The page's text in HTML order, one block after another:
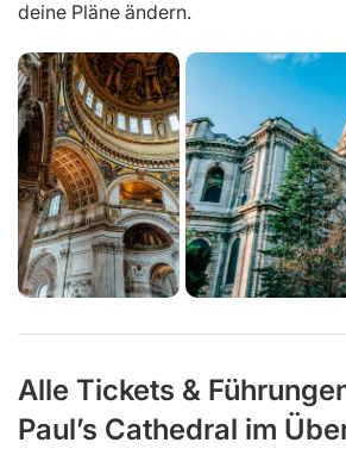
deine Pläne ändern.
Alle Tickets &
Paul’s Cathedral im